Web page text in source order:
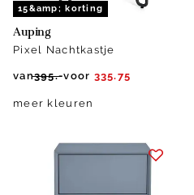
15&amp; korting
Auping
Pixel Nachtkastje
van395.-voor 335.75
meer kleuren